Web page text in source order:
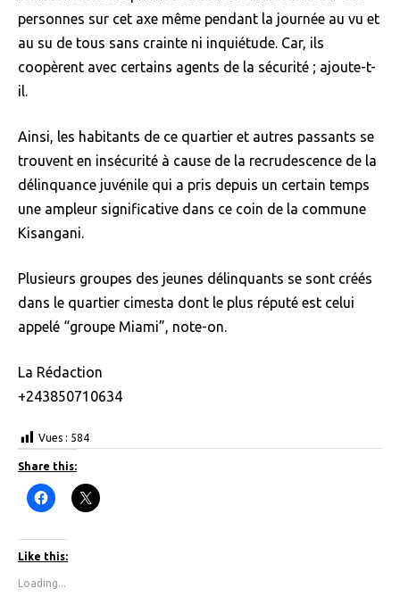
personnes sur cet axe même pendant la journée au vu et
au su de tous sans crainte ni inquiétude. Car, ils
coopèrent avec certains agents de la sécurité ; ajoute-t-
il.
Ainsi, les habitants de ce quartier et autres passants se
trouvent en insécurité à cause de la recrudescence de la
délinquance juvénile qui a pris depuis un certain temps
une ampleur significative dans ce coin de la commune
Kisangani.
Plusieurs groupes des jeunes délinquants se sont créés
dans le quartier cimesta dont le plus réputé est celui
appelé “groupe Miami”, note-on.
La Rédaction
+243850710634
Vues : 584
Share this:
C
l
k
t
o
h
C
l
Like this:
Loading...